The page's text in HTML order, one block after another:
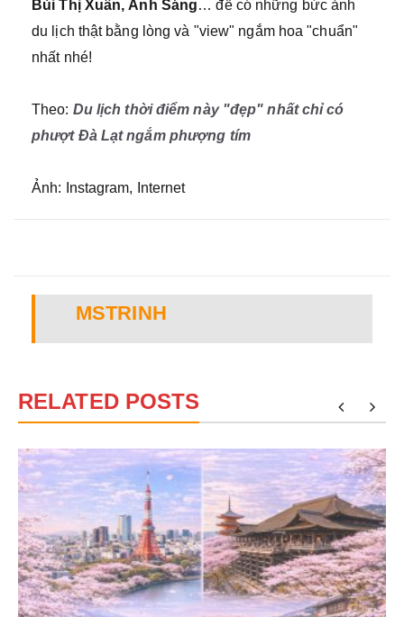
Bùi Thị Xuân, Ánh Sáng… để có những bức ảnh
du lịch thật bằng lòng và "view" ngắm hoa "chuẩn"
nhất nhé!
Theo: Du lịch thời điểm này "đẹp" nhất chỉ có
phượt Đà Lạt ngắm phượng tím
Ảnh: Instagram, Internet
MSTRINH
RELATED POSTS